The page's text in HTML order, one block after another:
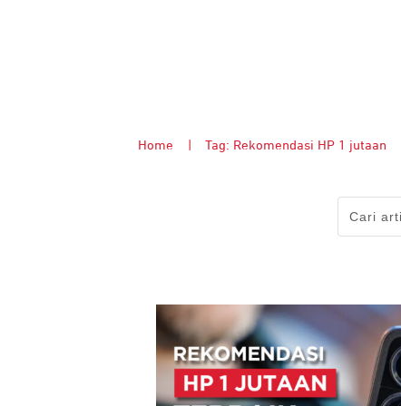
Home Tag: Rekomendasi HP 1 jutaan